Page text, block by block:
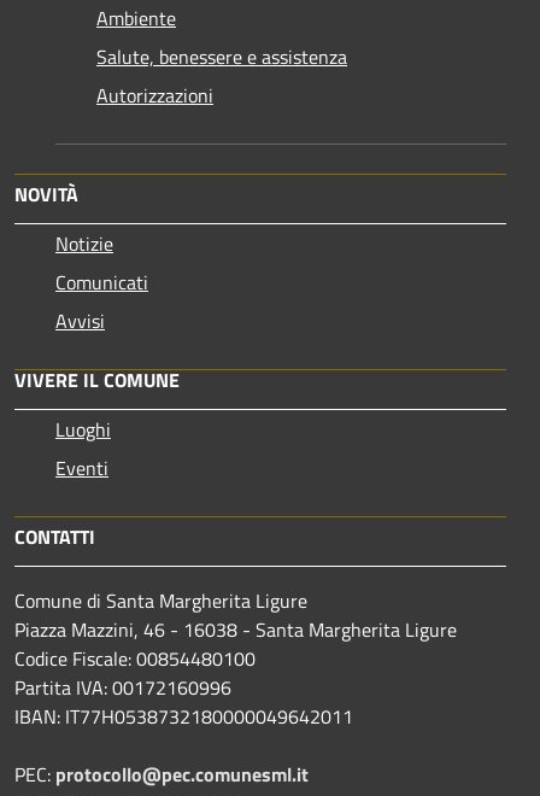
Ambiente
Salute, benessere e assistenza
Autorizzazioni
NOVITÀ
Notizie
Comunicati
Avvisi
VIVERE IL COMUNE
Luoghi
Eventi
CONTATTI
Comune di Santa Margherita Ligure
Piazza Mazzini, 46 - 16038 - Santa Margherita Ligure
Codice Fiscale: 00854480100
Partita IVA: 00172160996
IBAN: IT77H0538732180000049642011
PEC: protocollo@pec.comunesml.it